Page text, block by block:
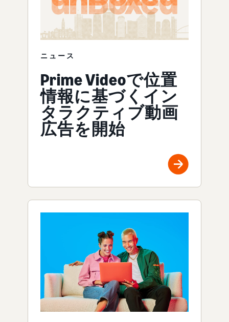
ニュース
Prime Videoで位置
情報に基づくイン
タラクティブ動画
広告を開始